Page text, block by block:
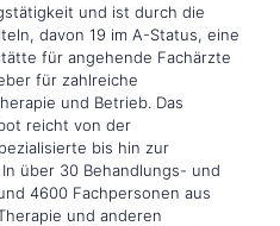
und ist durch die
davon 19 im A-Status, eine
für angehende Fachärzte
für zahlreiche
und Betrieb. Das
reicht von der
bis hin zur
über 30 Behandlungs- und
4600 Fachpersonen aus
und anderen